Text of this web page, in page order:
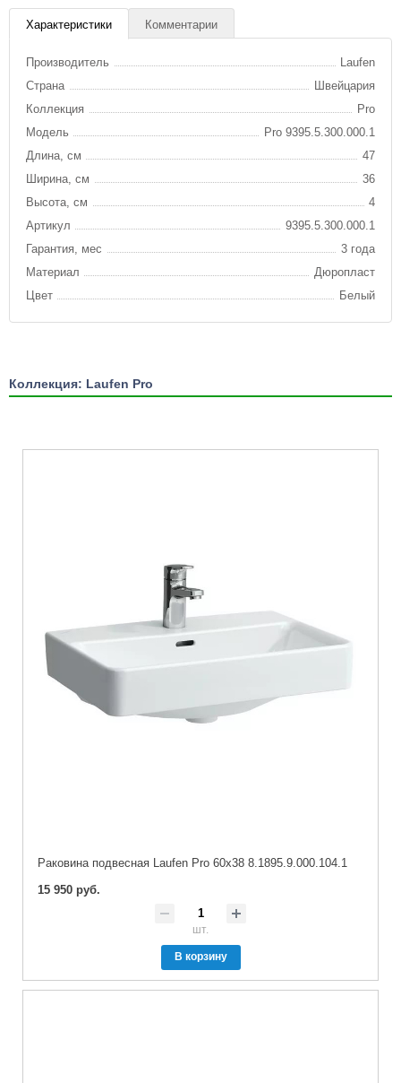
Характеристики Комментарии
Производитель
Laufen
Страна
Швейцария
Коллекция
Pro
Модель
Pro 9395.5.300.000.1
Длина, см
47
Ширина, см
36
Высота, см
4
Артикул
9395.5.300.000.1
Гарантия, мес
3 года
Материал
Дюропласт
Цвет
Белый
Коллекция: Laufen Pro
Раковина подвесная Laufen Pro 60х38 8.1895.9.000.104.1
15 950 руб.
шт.
В корзину